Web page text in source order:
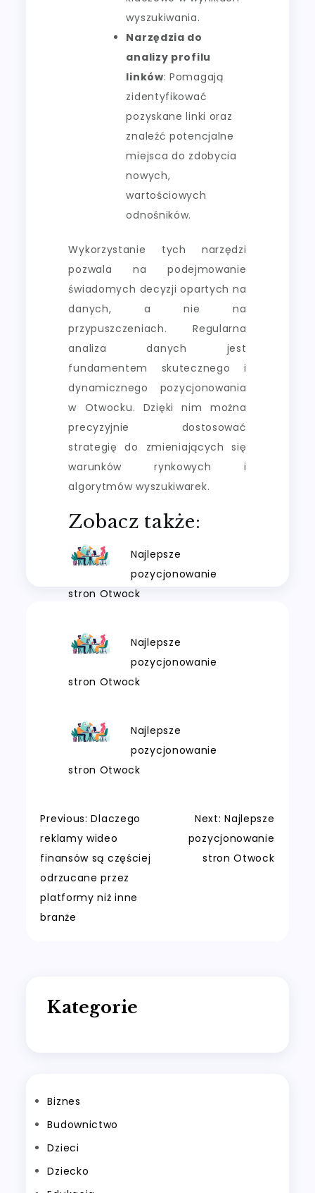
wyszukiwania.
Narzędzia do
analizy profilu
linków: Pomagają
zidentyfikować
pozyskane linki oraz
znaleźć potencjalne
miejsca do zdobycia
nowych,
wartościowych
odnośników.
Wykorzystanie tych narzędzi
pozwala na podejmowanie
świadomych decyzji opartych na
danych, a nie na
przypuszczeniach. Regularna
analiza danych jest
fundamentem skutecznego i
dynamicznego pozycjonowania
w Otwocku. Dzięki nim można
precyzyjnie dostosować
strategię do zmieniających się
warunków rynkowych i
algorytmów wyszukiwarek.
Zobacz także:
Najlepsze
pozycjonowanie
stron Otwock
Najlepsze
pozycjonowanie
stron Otwock
Najlepsze
pozycjonowanie
stron Otwock
Nawigacja
wpisu
Previous: Dlaczego
reklamy wideo
finansów są częściej
odrzucane przez
platformy niż inne
branże
Next: Najlepsze
pozycjonowanie
stron Otwock
Kategorie
Biznes
Budownictwo
Dzieci
Dziecko